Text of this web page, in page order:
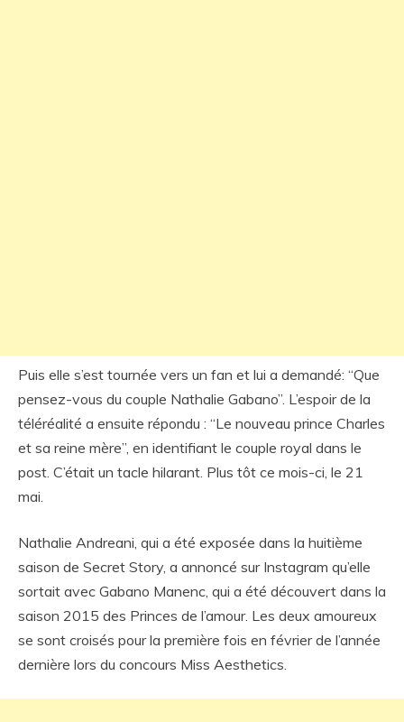
Puis elle s’est tournée vers un fan et lui a demandé: “Que
pensez-vous du couple Nathalie Gabano”. L’espoir de la
téléréalité a ensuite répondu : “Le nouveau prince Charles
et sa reine mère”, en identifiant le couple royal dans le
post. C’était un tacle hilarant. Plus tôt ce mois-ci, le 21
mai.
Nathalie Andreani, qui a été exposée dans la huitième
saison de Secret Story, a annoncé sur Instagram qu’elle
sortait avec Gabano Manenc, qui a été découvert dans la
saison 2015 des Princes de l’amour. Les deux amoureux
se sont croisés pour la première fois en février de l’année
dernière lors du concours Miss Aesthetics.